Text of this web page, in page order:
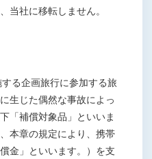
当社に移転しません。
る企画旅行に参加する旅
生じた偶然な事故によっ
「補償対象品」といいま
本章の規定により、携帯
金」といいます。）を支